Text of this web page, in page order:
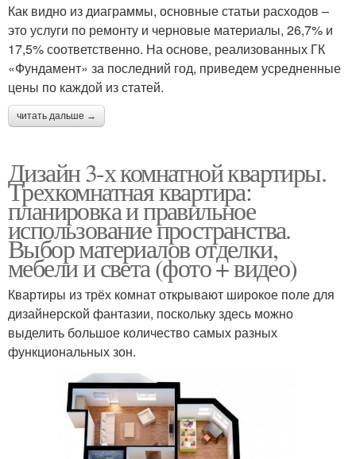
Как видно из диаграммы, основные статьи расходов –
это услуги по ремонту и черновые материалы, 26,7% и
17,5% соответственно. На основе, реализованных ГК
«Фундамент» за последний год, приведем усредненные
цены по каждой из статей.
читать дальше →
Дизайн 3-х комнатной квартиры.
Трехкомнатная квартира:
планировка и правильное
использование пространства.
Выбор материалов отделки,
мебели и света (фото + видео)
Квартиры из трёх комнат открывают широкое поле для
дизайнерской фантазии, поскольку здесь можно
выделить большое количество самых разных
функциональных зон.